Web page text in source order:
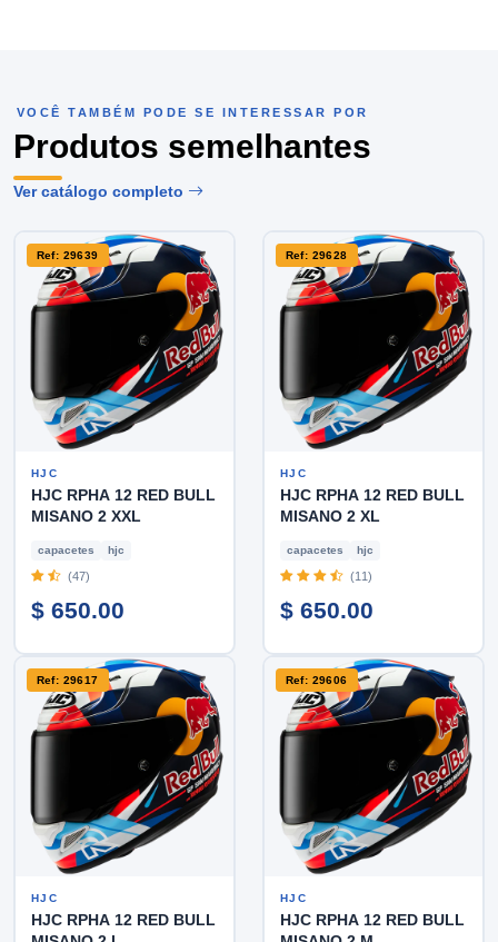
VOCÊ TAMBÉM PODE SE INTERESSAR POR
Produtos semelhantes
Ver catálogo completo
Ref: 29639
HJC
HJC RPHA 12 RED BULL
MISANO 2 XXL
capacetes hjc
(47)
$ 650.00
Ref: 29628
HJC
HJC RPHA 12 RED BULL
MISANO 2 XL
capacetes hjc
(11)
$ 650.00
Ref: 29617
HJC
HJC RPHA 12 RED BULL
Ref: 29606
HJC
HJC RPHA 12 RED BULL